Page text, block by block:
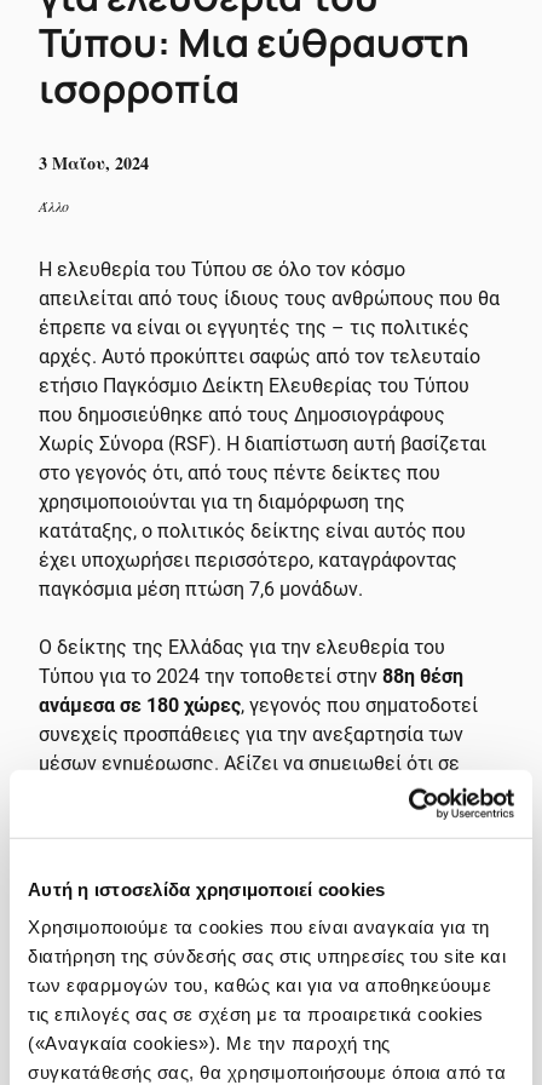
Αυτή η ιστοσελίδα χρησιμοποιεί cookies
Χρησιμοποιούμε τα cookies που είναι αναγκαία για τη
διατήρηση της σύνδεσής σας στις υπηρεσίες του site και
των εφαρμογών του, καθώς και για να αποθηκεύουμε
τις επιλογές σας σε σχέση με τα προαιρετικά cookies
(«Αναγκαία cookies»). Με την παροχή της
συγκατάθεσής σας, θα χρησιμοποιήσουμε όποια από τα
Τύπου: Μια εύθραυστη
ισορροπία
3 Μαΐου, 2024
Άλλο
Η ελευθερία του Τύπου σε όλο τον κόσμο
απειλείται από τους ίδιους τους ανθρώπους που θα
έπρεπε να είναι οι εγγυητές της – τις πολιτικές
αρχές. Αυτό προκύπτει σαφώς από τον τελευταίο
ετήσιο Παγκόσμιο Δείκτη Ελευθερίας του Τύπου
που δημοσιεύθηκε από τους Δημοσιογράφους
Χωρίς Σύνορα (RSF). Η διαπίστωση αυτή βασίζεται
στο γεγονός ότι, από τους πέντε δείκτες που
χρησιμοποιούνται για τη διαμόρφωση της
κατάταξης, ο πολιτικός δείκτης είναι αυτός που
έχει υποχωρήσει περισσότερο, καταγράφοντας
παγκόσμια μέση πτώση 7,6 μονάδων.
Ο δείκτης της Ελλάδας για την ελευθερία του
Τύπου για το 2024 την τοποθετεί στην 88η θέση
ανάμεσα σε 180 χώρες, γεγονός που σηματοδοτεί
συνεχείς προσπάθειες για την ανεξαρτησία των
μέσων ενημέρωσης. Αξίζει να σημειωθεί ότι σε
αυτή την κατάταξη η Ελλάδα βρίσκεται στην
τελευταία θέση μεταξύ των ευρωπαϊκών χωρών για
Σύνορα (RSF) για το 2024, η πολιτική παρέμβαση και
η αδράνεια των ρυθμιστικών αρχών αποτελούν
σημαντικές απειλές για την αυτονομία των
δημοσιογράφων, ενώ η ασαφής νομοθεσία και οι
οικονομικές πιέσεις περιορίζουν περαιτέρω τη